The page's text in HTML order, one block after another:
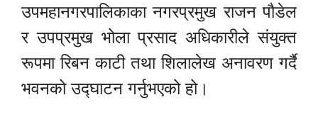
उपमहानगरपालिकाका नगरप्रमुख राजन पौडेल
र उपप्रमुख भोला प्रसाद अधिकारीले संयुक्त
रूपमा रिबन काटी तथा शिलालेख अनावरण गर्दै
भवनको उद्घाटन गर्नुभएको हो।